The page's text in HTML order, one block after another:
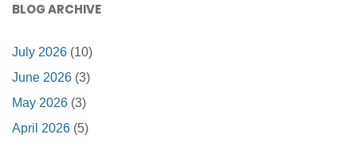
BLOG ARCHIVE
July 2026 (10)
June 2026 (3)
May 2026 (3)
April 2026 (5)